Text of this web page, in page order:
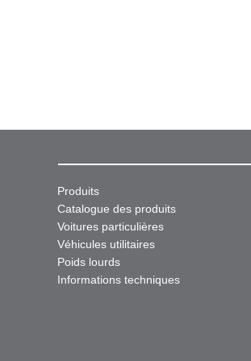
Produits
Catalogue des produits
Voitures particulières
Véhicules utilitaires
Poids lourds
Informations techniques